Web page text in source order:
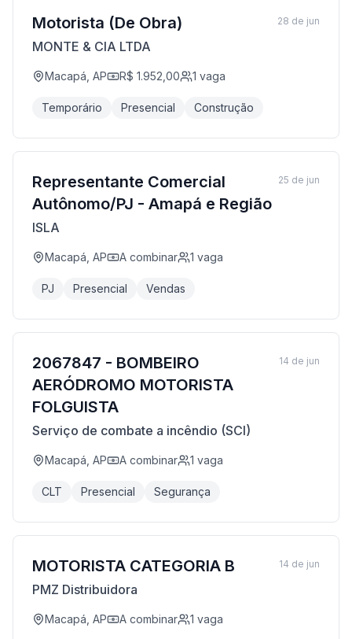
Motorista (De Obra)
MONTE & CIA LTDA
Macapá, AP R$ 1.952,00 1 vaga
Temporário Presencial Construção
28 de jun
Representante Comercial
Autônomo/PJ - Amapá e Região
ISLA
Macapá, AP A combinar 1 vaga
PJ Presencial Vendas
25 de jun
2067847 - BOMBEIRO
AERÓDROMO MOTORISTA
FOLGUISTA
Serviço de combate a incêndio (SCI)
Macapá, AP A combinar 1 vaga
CLT Presencial Segurança
14 de jun
MOTORISTA CATEGORIA B
PMZ Distribuidora
Macapá, AP A combinar 1 vaga
14 de jun